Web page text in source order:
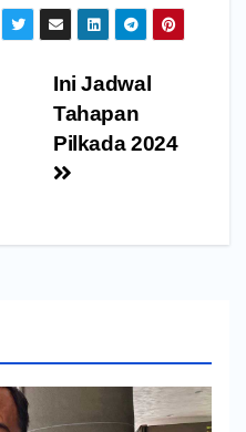
Ini Jadwal
Tahapan
Pilkada 2024